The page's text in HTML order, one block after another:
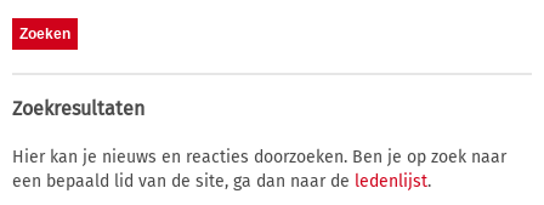
Zoekresultaten
Hier kan je nieuws en reacties doorzoeken. Ben je op zoek naar
een bepaald lid van de site, ga dan naar de ledenlijst.